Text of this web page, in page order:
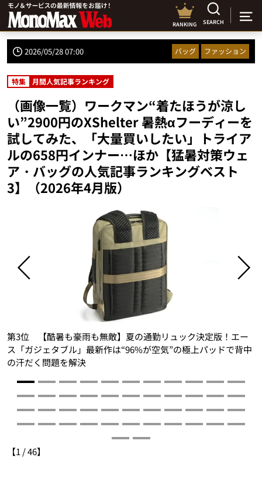
RANKING SEARCH
2026/05/28 07:00 バッグ ファッション
特集 月間人気記事ランキング
（画像一覧）ワークマン“着たほうが涼し
い”2900円のXShelter 暑熱αフーディーを
試してみた、「大量買いしたい」トライア
ルの658円インナー…ほか【猛暑対策ウェ
ア・バッグの人気記事ランキングベスト
3】（2026年4月版）
第3位 【酷暑も豪雨も無敵】夏の通勤リュック決定版！エー
ス「ガジェタブル」最新作は“96%が空気”の極上パッドで背中
の汗だく問題を解決
【1 /46】